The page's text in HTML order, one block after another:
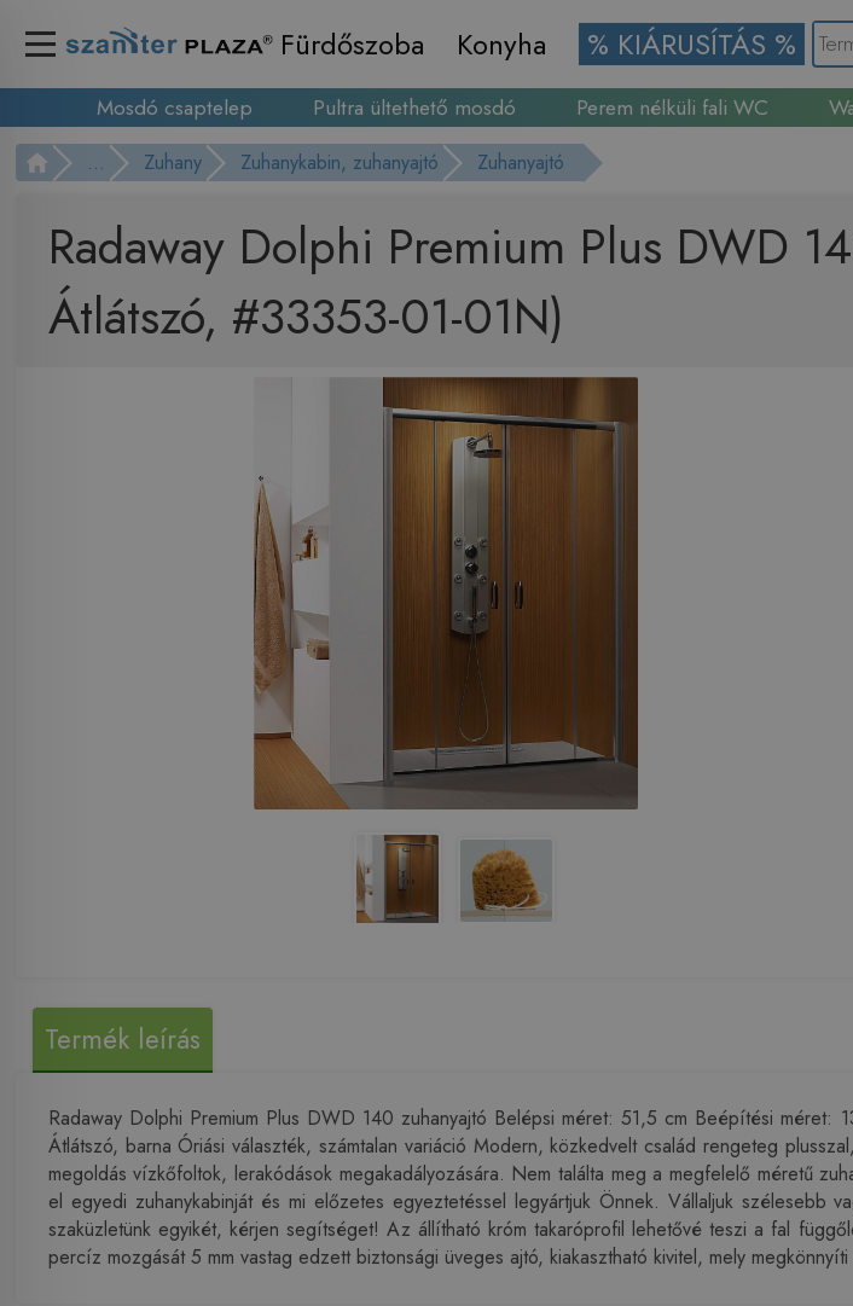
Fürdőszoba Konyha % KIÁRUSÍTÁS %
Mosdó csaptelep Pultra ültethető mosdó Perem nélküli fali WC
... Zuhany Zuhanykabin, zuhanyajtó Zuhanyajtó
Radaway Dolphi Premium Plus DWD
Átlátszó, #33353-01-01N)
Termék leírás
Radaway Dolphi Premium Plus DWD 140 zuhanyajtó Belépsi méret: 51,5 cm Beépítési méret:
Átlátszó, barna Óriási választék, számtalan variáció Modern, közkedvelt család rengeteg
megoldás vízkőfoltok, lerakódások megakadályozására. Nem találta meg a megfelelő méretű
el egyedi zuhanykabinját és mi előzetes egyeztetéssel legyártjuk Önnek. Vállaljuk szélesebb
szaküzletünk egyikét, kérjen segítséget! Az állítható króm takaróprofil lehetővé teszi a fal
percíz mozgását 5 mm vastag edzett biztonsági üveges ajtó, kiakasztható kivitel, mely